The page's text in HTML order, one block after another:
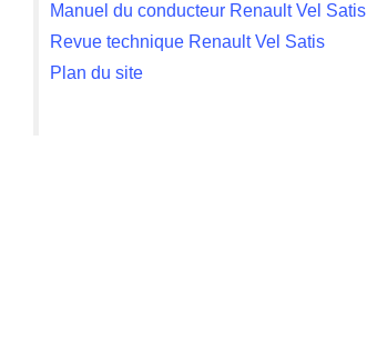
Manuel du conducteur Renault Vel Satis
Revue technique Renault Vel Satis
Plan du site